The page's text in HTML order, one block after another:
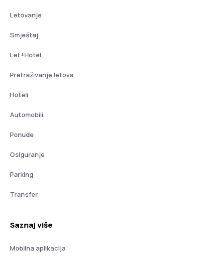
Letovanje
Smještaj
Let+Hotel
Pretraživanje letova
Hoteli
Automobili
Ponude
Osiguranje
Parking
Transfer
Saznaj više
Mobilna aplikacija